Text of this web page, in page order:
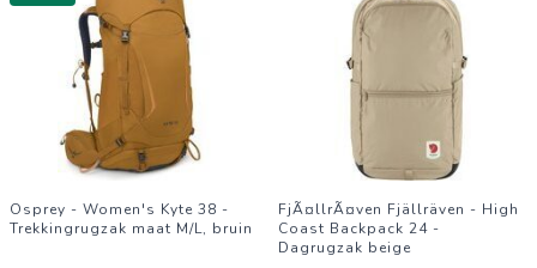
Osprey - Women's Kyte 38 -
Trekkingrugzak maat M/L, bruin
FjÃ¤llrÃ¤ven Fjällräven - High
Coast Backpack 24 -
Dagrugzak beige